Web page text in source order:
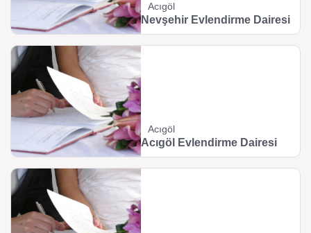
Acıgöl
Nevşehir Evlendirme Dairesi
Acıgöl
Acıgöl Evlendirme Dairesi